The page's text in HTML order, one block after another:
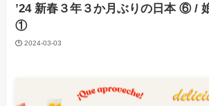
’24 新春３年３か月ぶりの日本 ⑥ /
①
2024-03-03